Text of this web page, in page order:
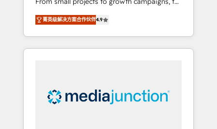
backed by over 10+ years of HubSpot
experience ✔️Flexible pricing models —
Hourly-fee (assigned one Dedicated
HubSpot Admin); Monthly-fee (HubSpot
Admin + Project Manager); and Fixed Project
bundle services. Connect with us today!
CRM and websites. Hire an agency that's
experienced in every inch of HubSpot and
willing to work hand-in-hand with your team
to simplify the complex and build a better
菁英级解决方案合作伙伴4.9